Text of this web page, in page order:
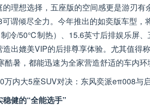
理想选择，五座版的空间感更是游刃
谓倾尽全力。今年推出的如奕版车型，
冷/50℃制热）、15.6英寸后排娱乐屏、
出媲美VIP的后排尊享体验。尤其值得
暑，都能迅速为全家营造舒适的车内环
健的“全能选手”